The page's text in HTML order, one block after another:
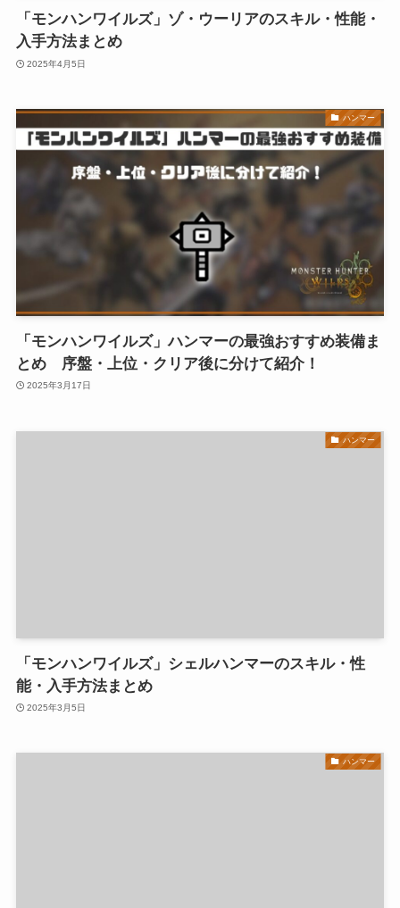
「モンハンワイルズ」ゾ・ウーリアのスキル・性能・
入手方法まとめ
2025年4月5日
ハンマー
「モンハンワイルズ」ハンマーの最強おすすめ装備ま
とめ 序盤・上位・クリア後に分けて紹介！
2025年3月17日
ハンマー
「モンハンワイルズ」シェルハンマーのスキル・性
能・入手方法まとめ
2025年3月5日
ハンマー